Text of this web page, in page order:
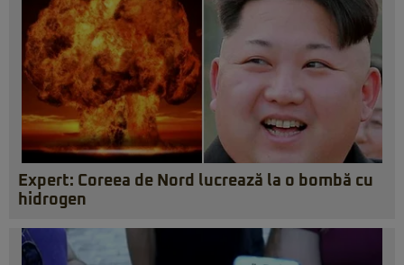
Expert: Coreea de Nord lucrează la o bombă cu
hidrogen